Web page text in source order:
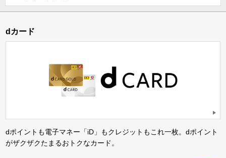
dカード
dポイントも電子マネー「iD」もクレジットもこれ一枚。dポイント
がザクザクたまるおトクなカード。